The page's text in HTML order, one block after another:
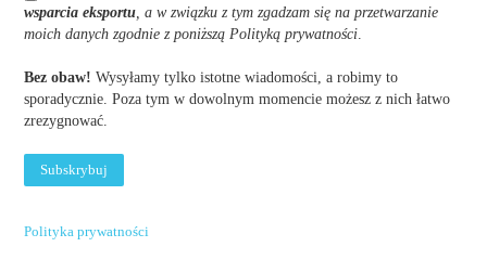
wsparcia eksportu , a w związku z tym zgadzam się na przetwarzanie
moich danych zgodnie z poniższą Polityką prywatności
Bez obaw! Wysyłamy tylko istotne wiadomości, a robimy to
sporadycznie. Poza tym w dowolnym momencie możesz z nich łatwo
zrezygnować.
Polityka prywatności